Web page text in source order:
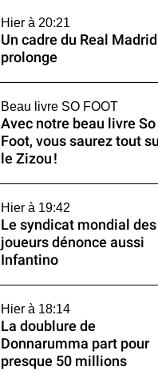
Hier à 20:21
Un cadre du Real Madrid
prolonge
Beau livre SO FOOT
Avec notre beau livre So
Foot, vous saurez tout
le Zizou !
Hier à 19:42
Le syndicat mondial des
joueurs dénonce aussi
Infantino
Hier à 18:14
La doublure de
Donnarumma part pour
presque 50 millions